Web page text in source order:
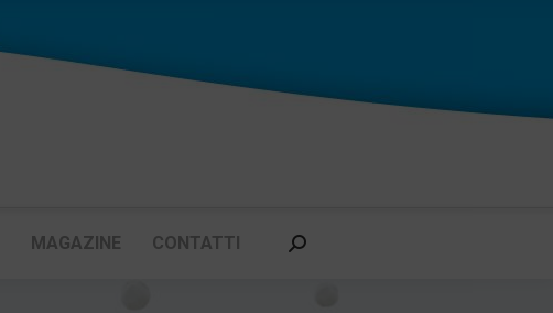
MAGAZINE CONTATTI Cerca: